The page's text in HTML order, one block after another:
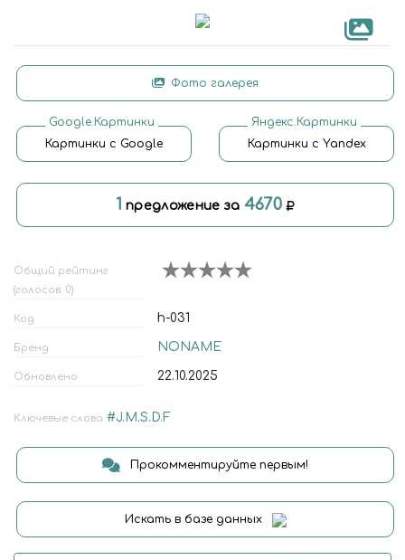
Фото галерея
Google.Картинки
Картинки с Google
Яндекс.Картинки
Картинки с Yandex
1 предложение за 4670
Общий рейтинг
(голосов: 0)
Код h-031
Бренд NONAME
Обновлено 22.10.2025
Ключевые слова #J.M.S.D.F
Прокомментируйте первым!
Искать в базе данных